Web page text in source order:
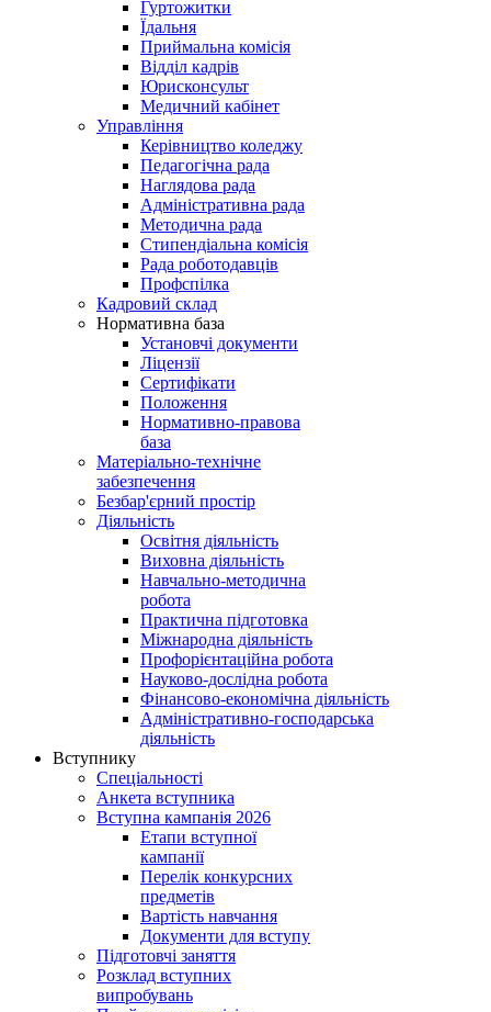
Гуртожитки
Їдальня
Приймальна комісія
Відділ кадрів
Юрисконсульт
Медичний кабінет
Управління
Керівництво коледжу
Педагогічна рада
Наглядова рада
Адміністративна рада
Методична рада
Стипендіальна комісія
Рада роботодавців
Профспілка
Кадровий склад
Нормативна база
Установчі документи
Ліцензії
Сертифікати
Положення
Нормативно-правова
база
Матеріально-технічне
забезпечення
Безбар'єрний простір
Діяльність
Освітня діяльність
Виховна діяльність
Навчально-методична
робота
Практична підготовка
Міжнародна діяльність
Профорієнтаційна робота
Науково-дослідна робота
Фінансово-економічна діяльність
Адміністративно-господарська
діяльність
Вступнику
Спеціальності
Анкета вступника
Вступна кампанія 2026
Етапи вступної
кампанії
Перелік конкурсних
предметів
Вартість навчання
Документи для вступу
Підготовчі заняття
Розклад вступних
випробувань